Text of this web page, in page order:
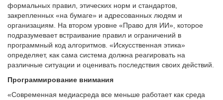
формальных правил, этических норм и стандартов,
закрепленных «на бумаге» и адресованных людям и
организациям. На втором уровне «Право для ИИ», которое
подразумевает встраивание правил и ограничений в
программный код алгоритмов. «Искусственная этика»
определяет, как сама система должна реагировать на
различные ситуации и оценивать последствия своих действий.
Программирование внимания
«Современная медиасреда все меньше работает как среда